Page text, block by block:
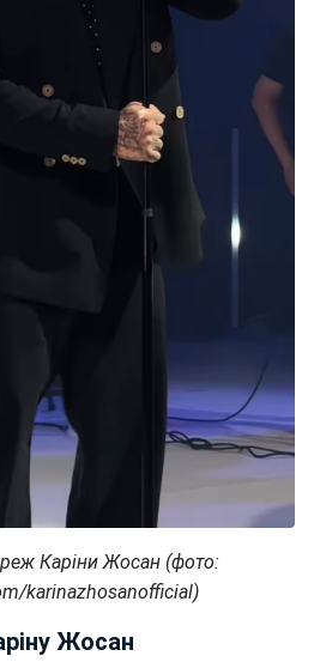
Каріни Жосан (фото:
karinazhosanofficial)
Жосан